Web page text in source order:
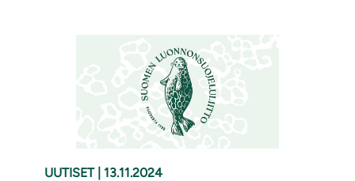
UUTISET 13.11.2024